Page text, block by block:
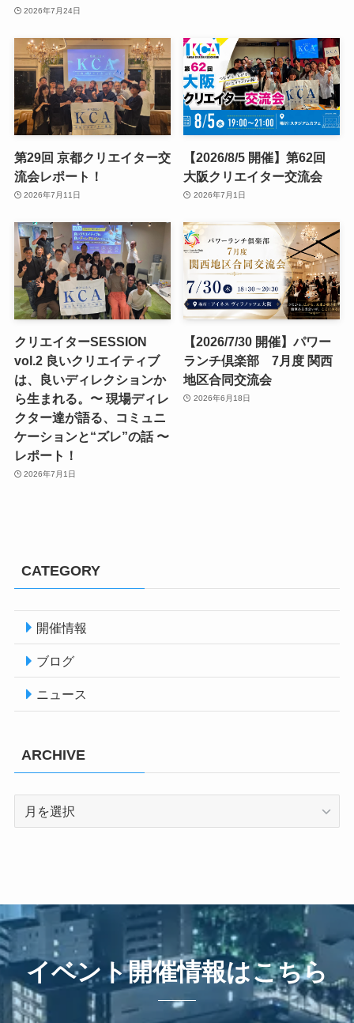
2026年7月24日
第29回 京都クリエイター交
流会レポート！
2026年7月11日
【2026/8/5 開催】第62回
大阪クリエイター交流会
2026年7月1日
クリエイターSESSION
vol.2 良いクリエイティブ
は、良いディレクションか
ら生まれる。〜 現場ディレ
クター達が語る、コミュニ
ケーションと“ズレ”の話 〜
レポート！
2026年7月1日
【2026/7/30 開催】パワー
ランチ倶楽部 7月度 関西
地区合同交流会
2026年6月18日
CATEGORY
開催情報
ブログ
ニュース
ARCHIVE
ARCHIVE
イベント開催情報はこちら